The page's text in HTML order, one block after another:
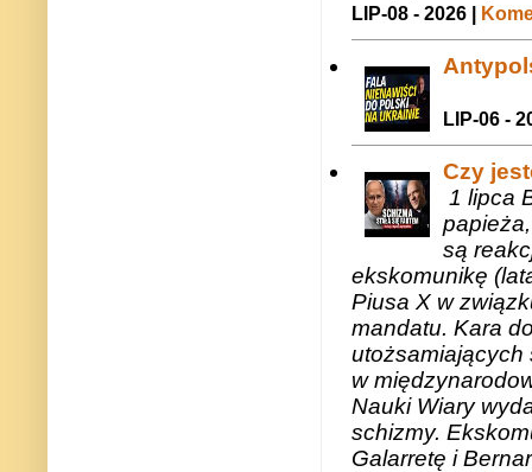
LIP-08 - 2026 |
LIP-06 -
Czy
1 lipca
są
ekskomunikę
Piusa X w
mandatu. Kara
utożsamiających
w
Nauki Wiary
schizmy.
Galarretę i